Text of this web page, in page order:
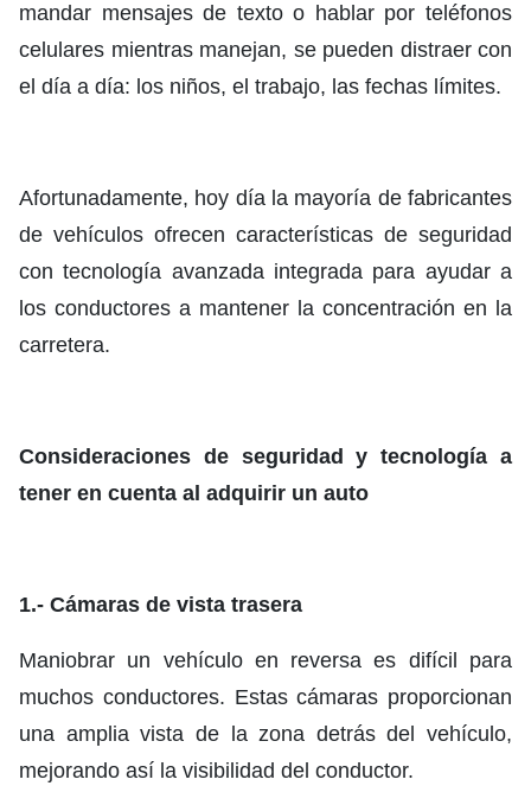
mandar mensajes de texto o hablar por teléfonos
celulares mientras manejan, se pueden distraer con
el día a día: los niños, el trabajo, las fechas límites.
Afortunadamente, hoy día la mayoría de fabricantes
de vehículos ofrecen características de seguridad
con tecnología avanzada integrada para ayudar a
los conductores a mantener la concentración en la
carretera.
Consideraciones de seguridad y tecnología a
tener en cuenta al adquirir un auto
1.- Cámaras de vista trasera
Maniobrar un vehículo en reversa es difícil para
muchos conductores. Estas cámaras proporcionan
una amplia vista de la zona detrás del vehículo,
mejorando así la visibilidad del conductor.